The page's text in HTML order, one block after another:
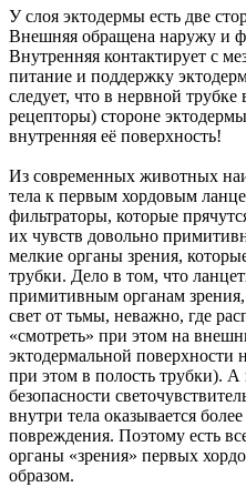
У слоя эктодермы есть две
Внешняя обращена наружу и
Внутренняя контактирует с
питание и поддержку
следует, что в нервной
рецепторы) стороне
внутренняя её поверхность!
Из современных животных
тела к первым хордовым
фильтраторы, которые
их чувств довольно
мелкие органы зрения,
трубки. Дело в том, что
примитивным органам
свет от тьмы, неважно, где
«смотреть» при этом на
эктодермальной поверхности
при этом в полость трубки). А
безопасности
внутри тела оказывается
повреждения. Поэтому есть
органы «зрения» первых
образом.